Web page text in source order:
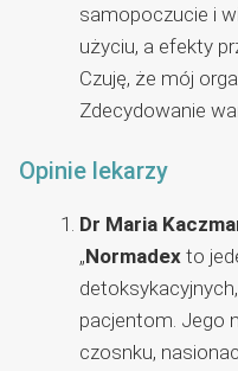
samopoczucie i
użyciu, a efekty
Czuję, że mój
Zdecydowanie
Opinie lekarzy
Dr Maria
„Normadex to
pacjentom. Jego
czosnku,